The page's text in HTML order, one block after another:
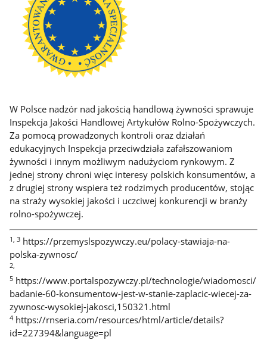
W Polsce nadzór nad jakością handlową żywności sprawuje
Inspekcja Jakości Handlowej Artykułów Rolno-Spożywczych.
Za pomocą prowadzonych kontroli oraz działań
edukacyjnych Inspekcja przeciwdziała zafałszowaniom
żywności i innym możliwym nadużyciom rynkowym. Z
jednej strony chroni więc interesy polskich konsumentów, a
z drugiej strony wspiera też rodzimych producentów, stojąc
na straży wysokiej jakości i uczciwej konkurencji w branży
rolno-spożywczej.
1, 3 https://przemyslspozywczy.eu/polacy-stawiaja-na-
polska-zywnosc/
2,
5 https://www.portalspozywczy.pl/technologie/wiadomosci/
badanie-60-konsumentow-jest-w-stanie-zaplacic-wiecej-za-
zywnosc-wysokiej-jakosci,150321.html
4 https://rnseria.com/resources/html/article/details?
id=227394&language=pl